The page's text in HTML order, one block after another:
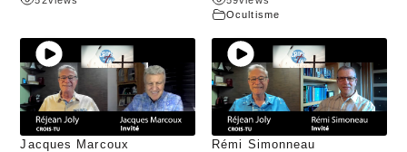
Ocultisme
Jacques Marcoux Rémi Simonneau